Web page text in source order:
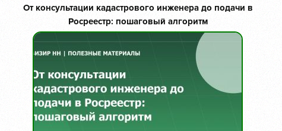
От консультации кадастрового инженера до подачи в
Росреестр: пошаговый алгоритм